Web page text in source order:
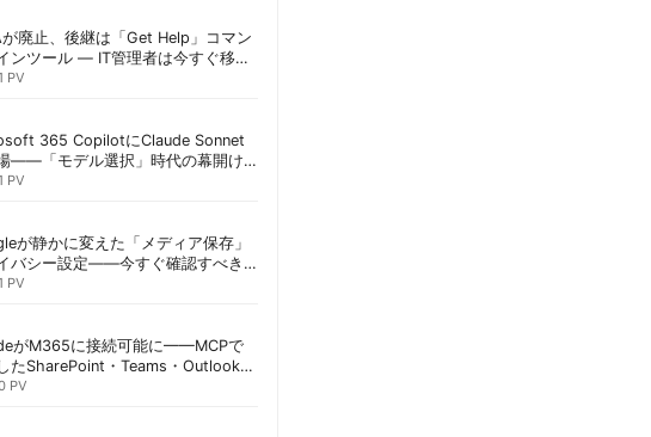
が廃止、後継は「Get Help」コマン
ンツール — IT管理者は今すぐ移行
| 胡田昌彦
PV
365 CopilotにClaude Sonnet
——「モデル選択」時代の幕開け
者が知るべき注意点 | 胡田昌彦
PV
が静かに変えた「メディア保存」
バシー設定——今すぐ確認すべき
注意点 | 胡田昌彦
PV
がM365に接続可能に——MCPで
たSharePoint・Teams・Outlook連
キュリティと実務への影響を読み
PV